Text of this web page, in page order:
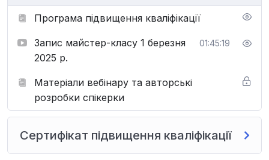
Програма підвищення кваліфікації
Запис майстер-класу 1 березня
2025 р.
01:45:19
Матеріали вебінару та авторські
розробки спікерки
Сертифікат підвищення кваліфікації